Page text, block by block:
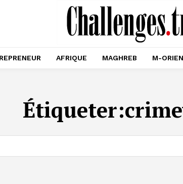
AFRIQUE MAGHREB M-
Étiqueter: